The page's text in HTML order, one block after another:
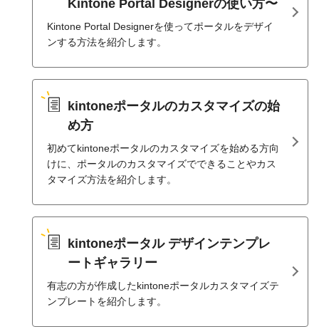
Kintone Portal Designerの使い方〜
Kintone Portal Designerを使ってポータルをデザイ
ンする方法を紹介します。
kintoneポータルのカスタマイズの始
め方
初めてkintoneポータルのカスタマイズを始める方向
けに、ポータルのカスタマイズでできることやカス
タマイズ方法を紹介します。
kintoneポータル デザインテンプレ
ートギャラリー
有志の方が作成したkintoneポータルカスタマイズテ
ンプレートを紹介します。